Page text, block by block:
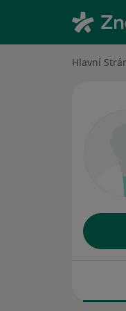
Hlavní